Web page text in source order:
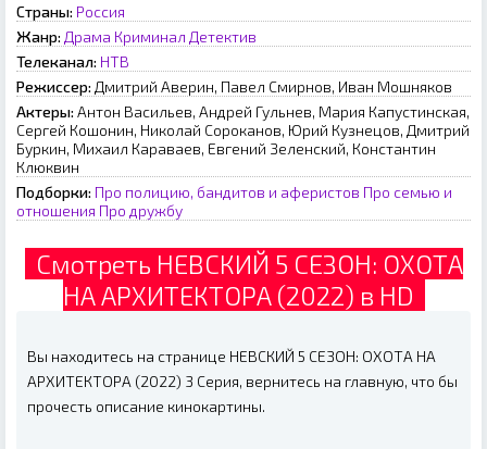
Страны: Россия
Жанр: Драма Криминал Детектив
Телеканал: НТВ
Режиссер: Дмитрий Аверин, Павел Смирнов, Иван Мошняков
Актеры: Антон Васильев, Андрей Гульнев, Мария Капустинская,
Сергей Кошонин, Николай Сороканов, Юрий Кузнецов, Дмитрий
Буркин, Михаил Караваев, Евгений Зеленский, Константин
Клюквин
Подборки: Про полицию, бандитов и аферистов Про семью и
отношения Про дружбу
Смотреть НЕВСКИЙ 5 СЕЗОН: ОХОТА
НА АРХИТЕКТОРА (2022) в HD
Вы находитесь на странице НЕВСКИЙ 5 СЕЗОН: ОХОТА НА
АРХИТЕКТОРА (2022) 3 Серия, вернитесь на главную, что бы
прочесть описание кинокартины.